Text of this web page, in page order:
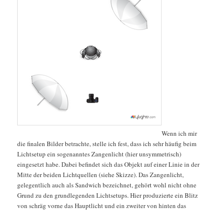
Wenn ich mir
die finalen Bilder betrachte, stelle ich fest, dass ich sehr häufig beim
Lichtsetup ein sogenanntes Zangenlicht (hier unsymmetrisch)
eingesetzt habe. Dabei befindet sich das Objekt auf einer Linie in der
Mitte der beiden Lichtquellen (siehe Skizze). Das Zangenlicht,
gelegentlich auch als Sandwich bezeichnet, gehört wohl nicht ohne
Grund zu den grundlegenden Lichtsetups. Hier produzierte ein Blitz
von schräg vorne das Hauptlicht und ein zweiter von hinten das